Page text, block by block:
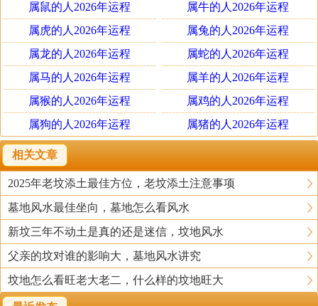
了吉祥如意的信息能量人就会吉祥如意；反之，如果祖坟
的地气（信息能量场）是凶险的不良信息，那么亲人接收
到的就是凶险的不良信息，其亲人也就会灾祸重重，万事
艰辛。打个比方来说，就是死者的尸骨（骨灰）就像电视
差转台一样，尸骨（骨灰）埋葬地点的地气场就象是电视
台一样，而一个个活着的亲人就是一台台的电视机。在差
转台没有损坏（即尸骨骨灰没有零散漂流）的情况下。
但对于祖坟改变后出生的人，则能轻松的达到祖坟地气场
所决定的那个命运层次。这也就象电视台原来采用微波发
射信号，你的电视机收视效果较差，但现在电视台改成了
有线传输电视信号，虽然你还是那台电视机，但收视效果
和以前相比必定会变的很好。所以说，改变祖坟风水，就
一定能改变人的命运。
属鼠的人2026年运程
属牛的人2026年运程
属虎的人2026年运程
属兔的人2026年运程
属龙的人2026年运程
属蛇的人2026年运程
属马的人2026年运程
属羊的人2026年运程
属猴的人2026年运程
属鸡的人2026年运程
属狗的人2026年运程
属猪的人2026年运程
相关文章
2025年老坟添土最佳方位，老坟添土注意事项
墓地风水最佳坐向，墓地怎么看风水
新坟三年不动土是真的还是迷信，坟地风水
父亲的坟对谁的影响大，墓地风水讲究
坟地怎么看旺老大老二，什么样的坟地旺大